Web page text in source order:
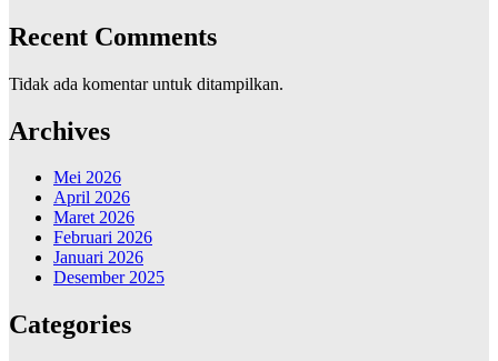
Recent Comments
Tidak ada komentar untuk ditampilkan.
Archives
Mei 2026
April 2026
Maret 2026
Februari 2026
Januari 2026
Desember 2025
Categories